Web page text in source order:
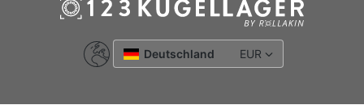
Deutschland EUR